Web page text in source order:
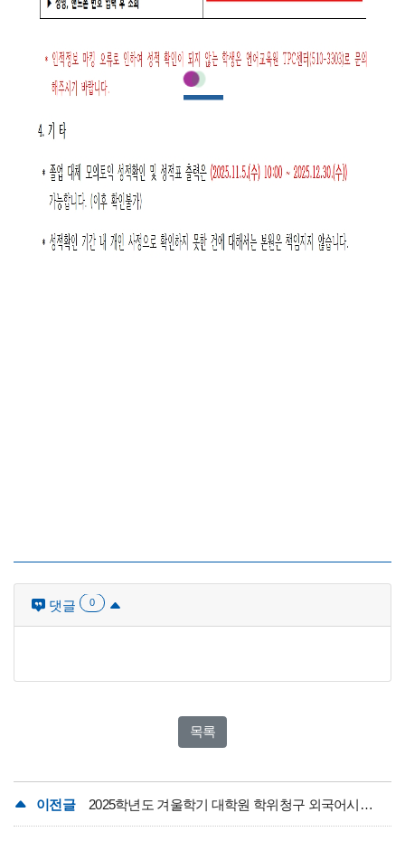
댓글 0
목록
이전글 2025학년도 겨울학기 대학원 학위청구 외국어시험(영어) 대체강좌 실시 안내